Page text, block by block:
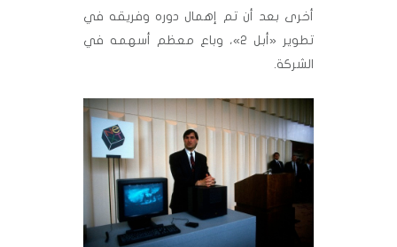
أخرى بعد أن تم إهمال دوره وفريقه في
تطوير «أبل 2»، وباع معظم أسهمه في
الشركة.